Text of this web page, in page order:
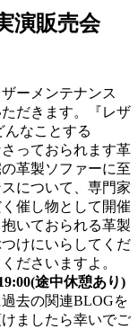
演販売会
ーメンテナンス
だきます。『レザ
んなことする
っておられます革
革製ソファーに至
について、専門家
催し物として開催
いておられる革製
けにいらしてくだ
ださいますよ。
途中休憩あり)
去の関連BLOGを
ましたら幸いでご